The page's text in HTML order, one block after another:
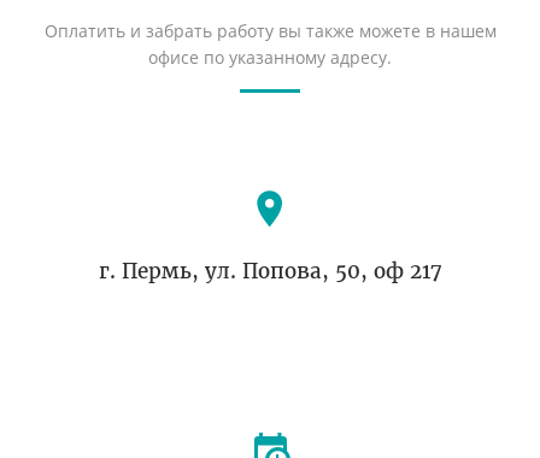
Оплатить и забрать работу вы также можете в нашем
офисе по указанному адресу.
г. Пермь, ул. Попова, 50, оф 217